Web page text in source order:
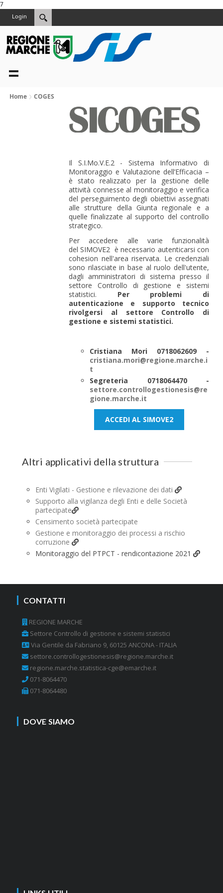
7
Login
Home COGES
Il S.I.Mo.V.E.2 - Sistema Informativo di
Monitoraggio e Valutazione dell’Efficacia –
è stato realizzato per la gestione delle
attività connesse al monitoraggio e verifica
del perseguimento degli obiettivi assegnati
alle strutture della Giunta regionale e a
quelle finalizzate al supporto del controllo
strategico.
Per accedere alle varie funzionalità
del SIMOVE2 è necessario autenticarsi con
cohesion nell'area riservata. Le credenziali
sono rilasciate in base al ruolo dell'utente,
dagli amministratori di sistema presso il
settore Controllo di gestione e sistemi
statistici. Per problemi di
autenticazione e supporto tecnico
rivolgersi al settore Controllo di
gestione e sistemi statistici.
Cristiana Mori 0718062609 -
cristiana.mori@regione.marche.i
t
Segreteria
0718064470 -
settore.controllogestionesis@re
gione.marche.it
ACCEDI AL SIMOVE2
Altri applicativi della struttura
Enti Vigilati - Gestione e rilevazione dei dati
Supporto alla vigilanza degli Enti e delle Società
partecipate
Censimento società partecipate
Gestione e monitoraggio dei processi a rischio
corruzione
Monitoraggio del PTPCT - rendicontazione 2021
CONTATTI
REGIONE MARCHE
Settore Controllo di gestione e sistemi statistici
Via Gentile da Fabriano 9, 60125 ANCONA - ITALIA
settore.controllogestionesis@regione.marche.it
regione.marche.statistica-cge@emarche.it
071-8064470
071-8064480
DOVE SIAMO